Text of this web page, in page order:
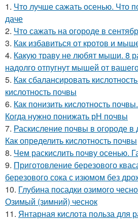
1. Что лучше сажать осенью. Что
даче
2. Что сажать на огороде в
3. Как избавиться от кротов и
4. Какую траву не любят мыши. 8
надолго отпугнут мышей от
5. Как сбалансировать
кислотность почвы
6. Как понизить кислотность
Когда нужно понижать рН почвы
7. Раскисление почвы в огороде
Как определить кислотность почвы
8. Чем раскислить почву осенью.
9. Приготовление березового
березового сока с изюмом без
10. Глубина посадки озимого
Озимый (зимний) чеснок
11. Янтарная кислота польза для